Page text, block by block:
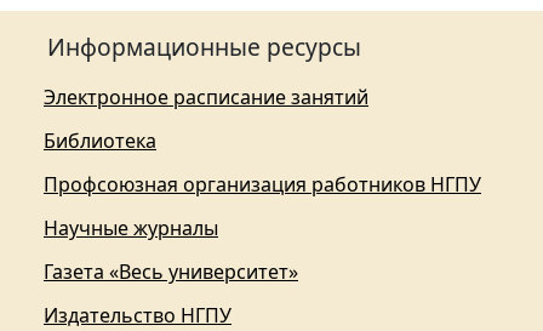
Информационные ресурсы
Электронное расписание занятий
Библиотека
Профсоюзная организация работников НГПУ
Научные журналы
Газета «Весь университет»
Издательство НГПУ